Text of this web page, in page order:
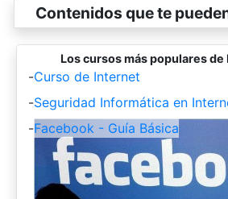
Contenidos que te
Los cursos más populares
-Curso de Internet
-Seguridad Informática en
-Facebook - Guía Básica